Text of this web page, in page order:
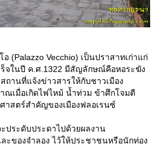
(Palazzo Vecchio) เป็นปราสาทเก่าแก่
จในปี ค.ศ.1322 มีสัญลักษณ์คือหอระฆัง
ถานที่แจ้งข่าวสารให้กับชาวเมือง
ณเมื่อเกิดไฟไหม้ น้ำท่วม ข้าศึกโจมตี
าสตร์สำคัญของเมืองฟลอเรนซ์
ประดับประดาไปด้วยผลงาน
ะของจำลอง ไว้ให้ประชาชนหรือนักท่อง